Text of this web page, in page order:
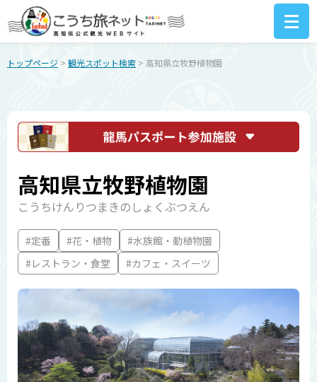
トップページ > 観光スポット検索 > 高知県立牧野植物園
高知県立牧野植物園
こうちけんりつまきのしょくぶつえん
#定番 #花・植物
#水族館・動植物園
#レストラン・食堂
#カフェ・スイーツ